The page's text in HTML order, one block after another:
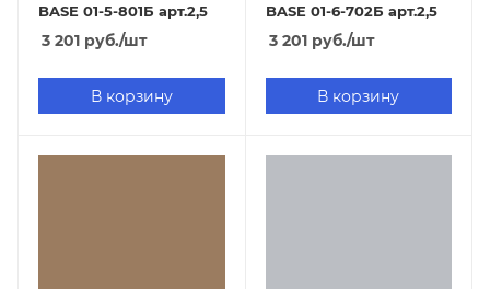
BASE 01-5-801Б арт.2,5
3 201 руб./шт
В корзину
BASE 01-6-702Б арт.2,5
3 201руб./шт
В корзину